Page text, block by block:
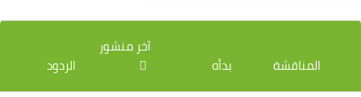
قائمة المناقشات. يتم إظهار 2 من 2 مناقشة/مناقشات.
المناقشة
بدأه
آخر منشور
الردود